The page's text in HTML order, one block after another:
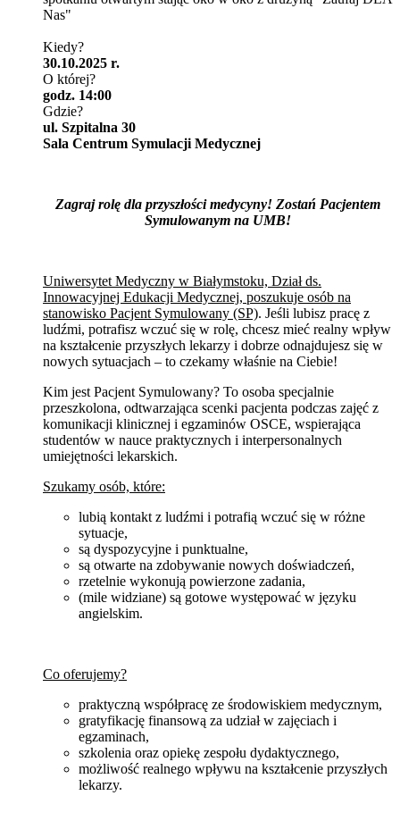
Nas"
Kiedy?
30.10.2025 r.
O której?
godz. 14:00
Gdzie?
ul. Szpitalna 30
Sala Centrum Symulacji Medycznej
Zagraj rolę dla przyszłości medycyny! Zostań Pacjentem
Symulowanym na UMB!
Uniwersytet Medyczny w Białymstoku, Dział ds.
Innowacyjnej Edukacji Medycznej, poszukuje osób na
stanowisko Pacjent Symulowany (SP). Jeśli lubisz pracę z
ludźmi, potrafisz wczuć się w rolę, chcesz mieć realny wpływ
na kształcenie przyszłych lekarzy i dobrze odnajdujesz się w
nowych sytuacjach – to czekamy właśnie na Ciebie!
Kim jest Pacjent Symulowany? To osoba specjalnie
przeszkolona, odtwarzająca scenki pacjenta podczas zajęć z
komunikacji klinicznej i egzaminów OSCE, wspierająca
studentów w nauce praktycznych i interpersonalnych
umiejętności lekarskich.
Szukamy osób, które:
lubią kontakt z ludźmi i potrafią wczuć się w różne
sytuacje,
są dyspozycyjne i punktualne,
są otwarte na zdobywanie nowych doświadczeń,
rzetelnie wykonują powierzone zadania,
(mile widziane) są gotowe występować w języku
angielskim.
Co oferujemy?
praktyczną współpracę ze środowiskiem medycznym,
gratyfikację finansową za udział w zajęciach i
egzaminach,
szkolenia oraz opiekę zespołu dydaktycznego,
możliwość realnego wpływu na kształcenie przyszłych
lekarzy.